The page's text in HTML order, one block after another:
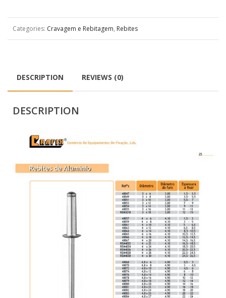
Categories: Cravagem e Rebitagem, Rebites
DESCRIPTION REVIEWS (0)
DESCRIPTION